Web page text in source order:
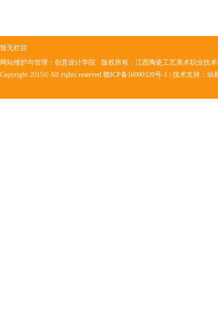
暂无栏目
网站维护与管理：创意设计学院 版权所有：江西陶瓷工艺美术职业技
Copyright 2015© All rights reserved.赣ICP备16000320号-1 | 技术支持：动